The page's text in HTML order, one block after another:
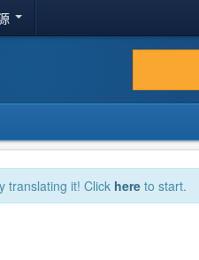
translating it! Click here to start.